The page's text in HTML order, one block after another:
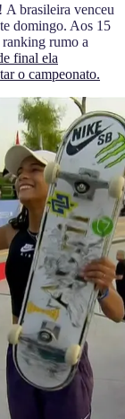
A brasileira venceu
domingo. Aos 15
rumo a
final ela
o campeonato.